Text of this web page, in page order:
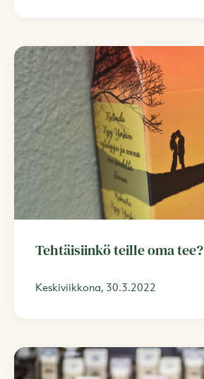
Tehtäisiinkö teille oma tee?
Keskiviikkona, 30.3.2022